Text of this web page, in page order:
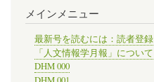
ア
ク
セ
ス
の
メインメニュー
最新号を読むには：読者登録
「人文情報学月報」について
DHM 000